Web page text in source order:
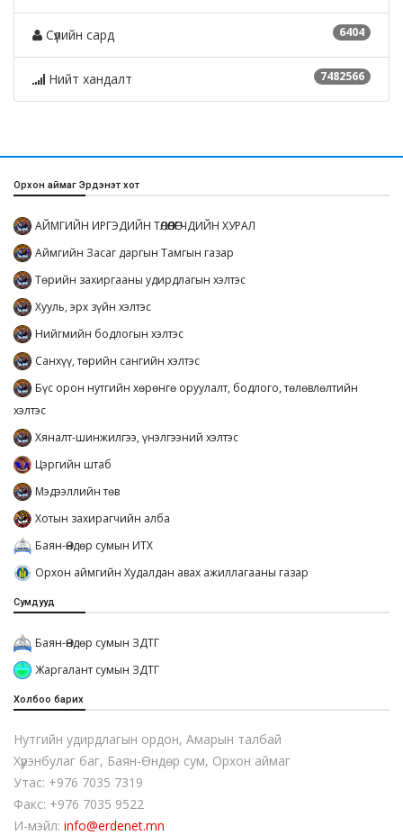
6404
Сүүлийн сард
7482566
Нийт хандалт
Орхон аймаг Эрдэнэт хот
АЙМГИЙН ИРГЭДИЙН ТӨЛӨӨЛӨГЧДИЙН ХУРАЛ
Аймгийн Засаг даргын Тамгын газар
Төрийн захиргааны удирдлагын хэлтэс
Хууль, эрх зүйн хэлтэс
Нийгмийн бодлогын хэлтэс
Санхүү, төрийн сангийн хэлтэс
Бүс орон нутгийн хөрөнгө оруулалт, бодлого, төлөвлөлтийн
хэлтэс
Хяналт-шинжилгээ, үнэлгээний хэлтэс
Цэргийн штаб
Мэдээллийн төв
Хотын захирагчийн алба
Баян-Өндөр сумын ИТХ
Орхон аймгийн Худалдан авах ажиллагааны газар
Сумдууд
Баян-Өндөр сумын ЗДТГ
Жаргалант сумын ЗДТГ
Холбоо барих
Нутгийн удирдлагын ордон, Амарын талбай
Хүрэнбулаг баг, Баян-Өндөр сум, Орхон аймаг
Утас: +976 7035 7319
Факс: +976 7035 9522
И-мэйл: info@erdenet.mn